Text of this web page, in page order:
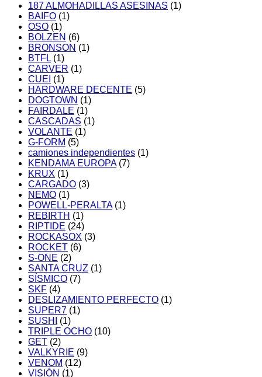
187 ALMOHADILLAS ASESINAS (1)
BAIFO (1)
OSO (1)
BOLZEN (6)
BRONSON (1)
BTFL (1)
CARVER (1)
CUEI (1)
HARDWARE DECENTE (5)
DOGTOWN (1)
FAIRDALE (1)
CASCADAS (1)
VOLANTE (1)
G-FORM (5)
camiones independientes (1)
KENDAMA EUROPA (7)
KRUX (1)
CARGADO (3)
NEMO (1)
POWELL-PERALTA (1)
REBIRTH (1)
RIPTIDE (24)
ROCKASOX (3)
ROCKET (6)
S-ONE (2)
SANTA CRUZ (1)
SÍSMICO (7)
SKF (4)
DESLIZAMIENTO PERFECTO (1)
SUPER7 (1)
SUSHI
(1)
TRIPLE OCHO (10)
GET (2)
VALKYRIE (9)
VENOM (12)
VISIÓN (1)